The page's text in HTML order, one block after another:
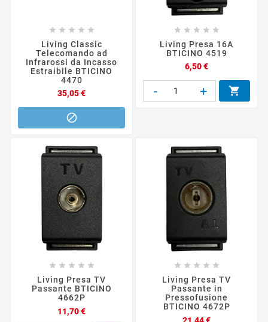
    
Living Classic
Telecomando ad
Infrarossi da Incasso
Estraibile BTICINO
4470
35,05 €Prezzo

    
Living Presa 16A
BTICINO 4519
6,50 €Prezzo
- + 
    
Living Presa TV
Passante BTICINO
4662P
11,70 €Prezzo
    
Living Presa TV
Passante in
Pressofusione
BTICINO 4672P
21,44 €Prezzo